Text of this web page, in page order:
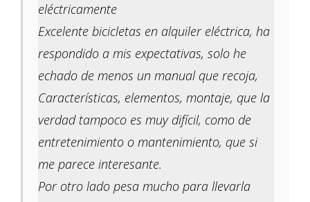
eléctricamente
Excelente bicicletas en alquiler eléctrica, ha
respondido a mis expectativas, solo he
echado de menos un manual que recoja,
Características, elementos, montaje, que la
verdad tampoco es muy difícil, como de
entretenimiento o mantenimiento, que si
me parece interesante.
Por otro lado pesa mucho para llevarla